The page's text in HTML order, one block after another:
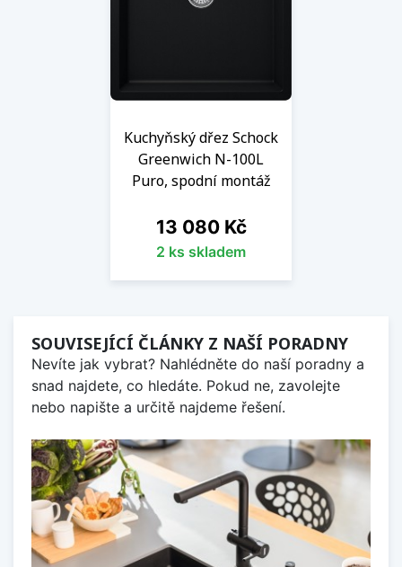
Kuchyňský dřez Schock
Greenwich N-100L
Puro, spodní montáž
Cena
13 080 Kč
2 ks skladem
SOUVISEJÍCÍ ČLÁNKY Z NAŠÍ PORADNY
Nevíte jak vybrat? Nahlédněte do naší poradny a
snad najdete, co hledáte. Pokud ne, zavolejte
nebo napište a určitě najdeme řešení.